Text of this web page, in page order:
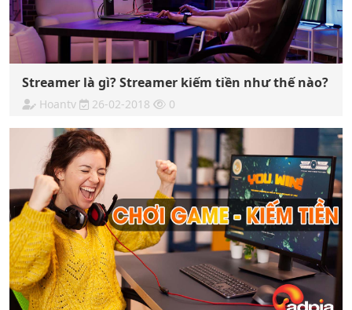
Streamer là gì? Streamer kiếm tiền như thế nào?
Hoantv 26-02-2018 0